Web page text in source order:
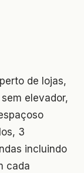
de lojas,
elevador,
3
incluindo
cada